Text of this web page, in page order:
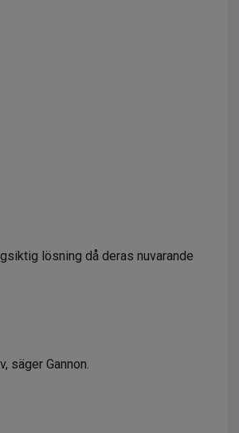
lösning då deras nuvarande
säger Gannon.